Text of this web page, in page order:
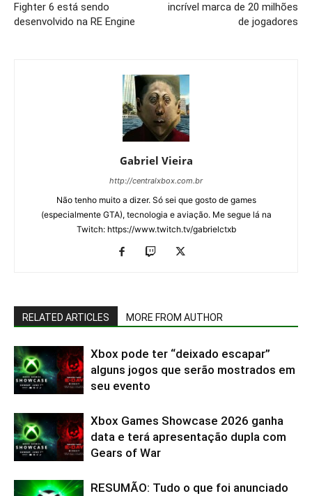
Fighter 6 está sendo
desenvolvido na RE Engine
incrível marca de 20 milhões
de jogadores
Gabriel Vieira
http://centralxbox.com.br
Não tenho muito a dizer. Só sei que gosto de games
(especialmente GTA), tecnologia e aviação. Me segue lá na
Twitch: https://www.twitch.tv/gabrielctxb
RELATED ARTICLES MORE FROM AUTHOR
Xbox pode ter “deixado escapar”
alguns jogos que serão mostrados em
seu evento
Xbox Games Showcase 2026 ganha
data e terá apresentação dupla com
Gears of War
RESUMÃO: Tudo o que foi anunciado